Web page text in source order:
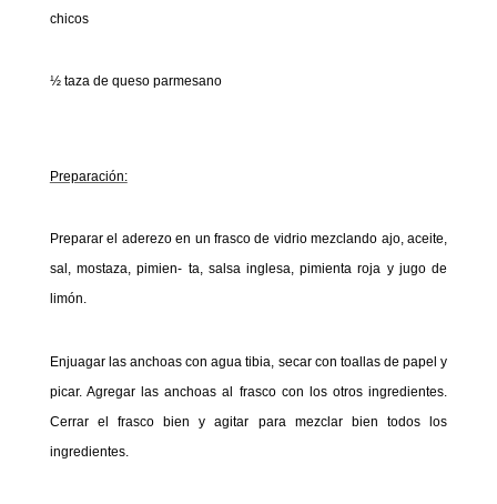
chicos
½ taza de queso parmesano
Preparación:
Preparar el aderezo en un frasco de vidrio mezclando ajo, aceite,
sal, mostaza, pimien- ta, salsa inglesa, pimienta roja y jugo de
limón.
Enjuagar las anchoas con agua tibia, secar con toallas de papel y
picar. Agregar las anchoas al frasco con los otros ingredientes.
Cerrar el frasco bien y agitar para mezclar bien todos los
ingredientes.